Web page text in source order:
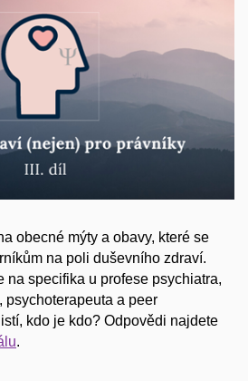
obecné mýty a obavy, které se
na poli duševního zdraví.
na specifika u profese psychiatra,
psychoterapeuta a peer
kdo je kdo? Odpovědi najdete
.